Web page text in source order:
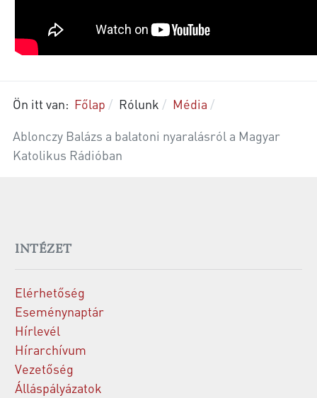
Ön itt van: Főlap Rólunk
Média
Ablonczy Balázs a balatoni nyaralásról a Magyar
Katolikus Rádióban
INTÉZET
Elérhetőség
Eseménynaptár
Hírlevél
Hírarchívum
Vezetőség
Álláspályázatok